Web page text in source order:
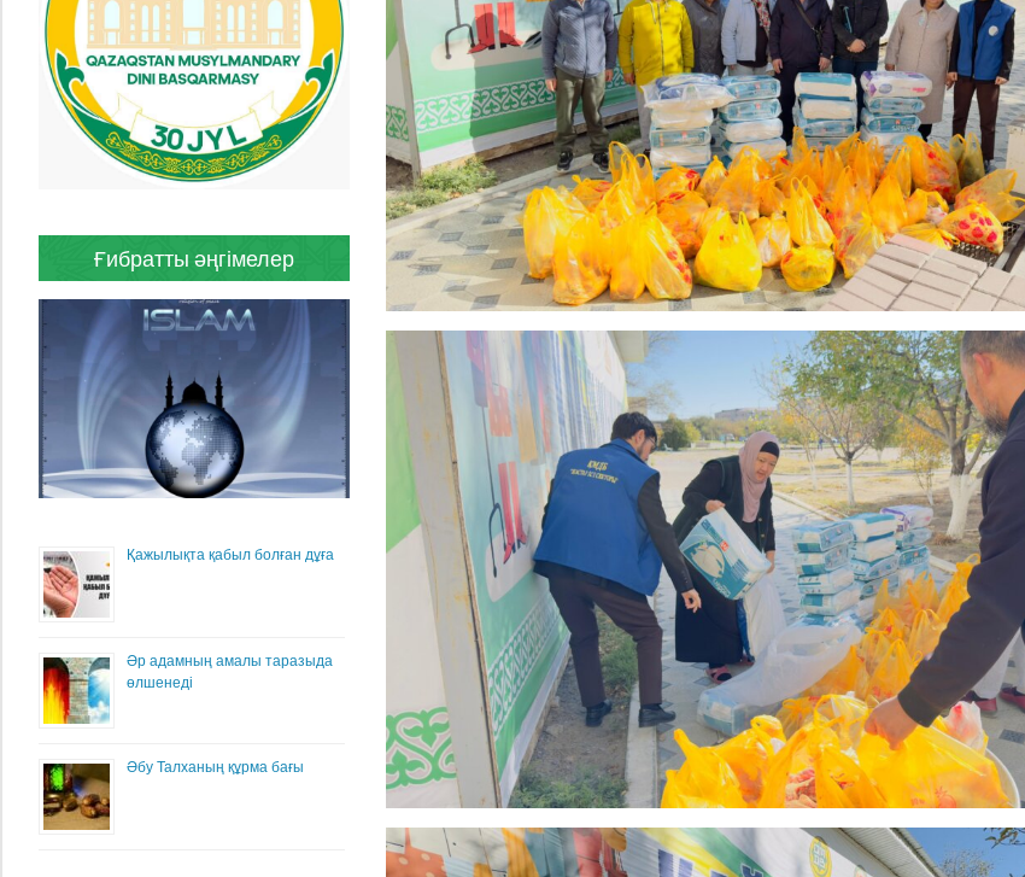
Ғибратты әңгімелер
Қажылықта қабыл болған дұға
Әр адамның амалы таразыда
өлшенеді
Әбу Талханың құрма бағы